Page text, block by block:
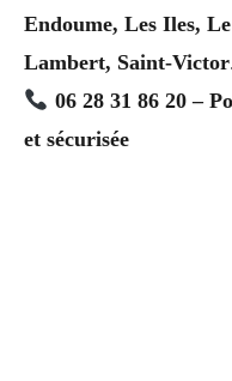
Endoume, Les Iles,
Lambert, Saint-Victor
06 28 31 86 20 –
et sécurisée